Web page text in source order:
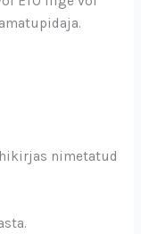
nimetatud